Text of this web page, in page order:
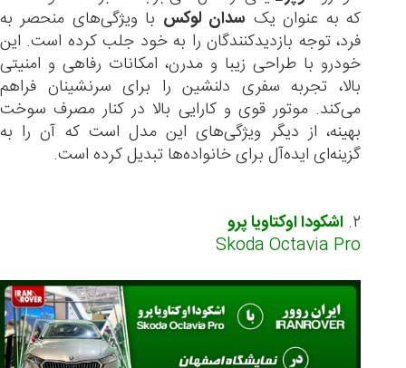
که به عنوان یکسدان لوکسبا ویژگی‌های منحصر به
فرد، توجه بازدیدکنندگان را به خود جلب کرده است. این
خودرو با طراحی زیبا و مدرن، امکانات رفاهی و امنیتی
بالا، تجربه سفری دلنشین را برای سرنشینان فراهم
می‌کند. موتور قوی و کارایی بالا در کنار مصرف سوخت
بهینه، از دیگر ویژگی‌های این مدل است که آن را به
گزینه‌ای ایده‌آل برای خانواده‌ها تبدیل کرده است.
اشکودا اوکتاویا پرو
Skoda Octavia Pro